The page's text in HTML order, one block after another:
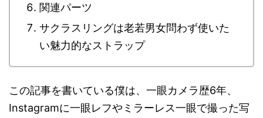
関連パーツ
サクラスリングは老若男女問わず使いた
い魅力的なストラップ
この記事を書いている僕は、一眼カメラ歴6年、
Instagramに一眼レフやミラーレス一眼で撮った写